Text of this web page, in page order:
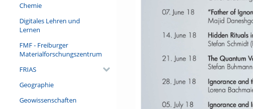
Chemie
Digitales Lehren und
Lernen
FMF - Freiburger
Materialforschungszentrum
FRIAS
Geographie
Geowissenschaften